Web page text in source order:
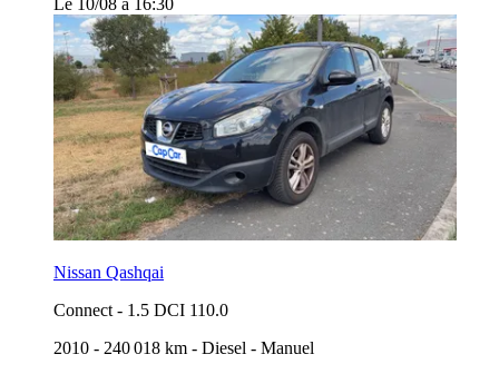
Nissan Qashqai
Connect - 1.5 DCI 110.0
2010 - 240 018 km - Diesel - Manuel